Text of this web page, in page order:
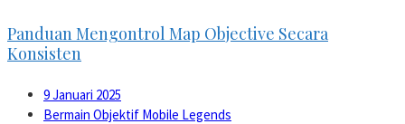
Panduan Mengontrol Map Objective Secara
Konsisten
9 Januari 2025
Bermain Objektif Mobile Legends